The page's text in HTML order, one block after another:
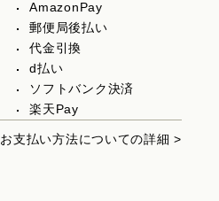
AmazonPay
郵便局後払い
代金引換
d払い
ソフトバンク決済
楽天Pay
お支払い方法についての詳細 >